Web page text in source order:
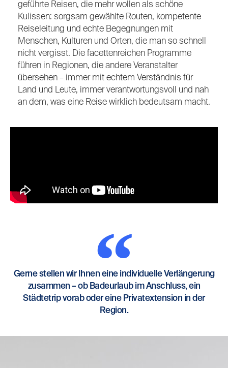
geführte Reisen, die mehr wollen als schöne
Kulissen: sorgsam gewählte Routen, kompetente
Reiseleitung und echte Begegnungen mit
Menschen, Kulturen und Orten, die man so schnell
nicht vergisst. Die facettenreichen Programme
führen in Regionen, die andere Veranstalter
übersehen – immer mit echtem Verständnis für
Land und Leute, immer verantwortungsvoll und nah
an dem, was eine Reise wirklich bedeutsam macht.
Gerne stellen wir Ihnen eine individuelle Verlängerung
zusammen – ob Badeurlaub im Anschluss, ein
Städtetrip vorab oder eine Privatextension in der
Region.